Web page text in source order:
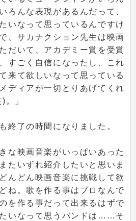
ろんな表現があるんだって、
いなって思っているんですけ
、サカナクション先生は映画
だいて、アカデミー賞を受賞
すごく自信になったし、これ
来て欲しいなって思っている
ディアが一切とりあげてくれ
。」
終了の時間になりました。
な映画音楽がいっぱいあった
たいずれ紹介したいと思いま
んどん映画音楽に挑戦して欲
ね。歌を作る事はプロなんで
を作る事だって出来るはずで
いなって思うバンドは……そ